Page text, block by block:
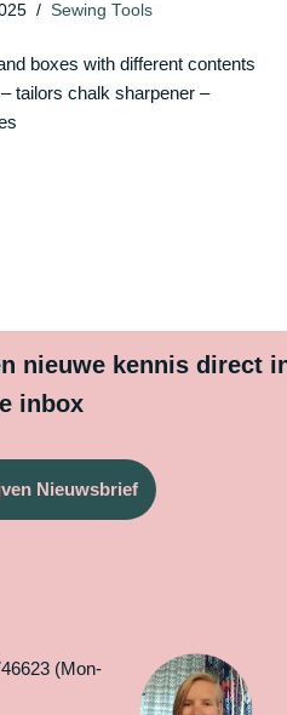
Sewing Tools
boxes with different contents
tailors chalk sharpener –
nieuwe kennis direct
inbox
Nieuwsbrief
(Mon-